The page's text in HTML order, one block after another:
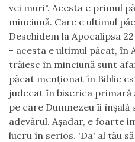
vei muri". Acesta e primul pă
minciună. Care e ultimul pă
Deschidem la Apocalipsa 22
- acesta e ultimul păcat, în
trăiesc în minciună sunt
păcat menţionat în Biblie
judecat în biserica primară
pe care Dumnezeu îi înşală
adevărul. Aşadar, e foarte
lucru în serios. 'Da' al tău să